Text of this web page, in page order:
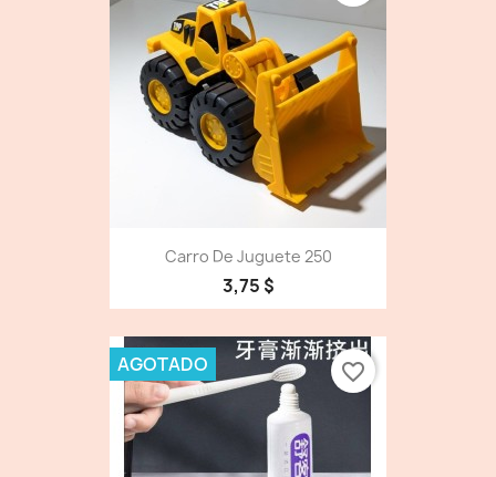
Carro De Juguete 250
3,75 $
AGOTADO favorite_border